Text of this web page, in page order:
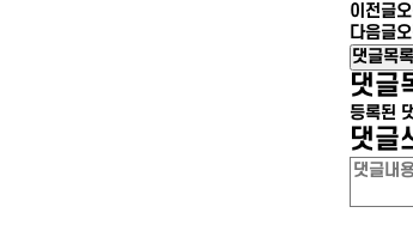
이전글
다음글
댓글목록
댓글
등록된
댓글